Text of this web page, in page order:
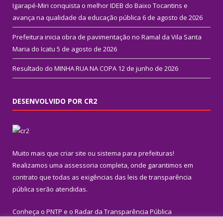
Igarapé-Miri conquista o melhor IDEB do Baixo Tocantins e
avança na qualidade da educação pública 6 de agosto de 2026
Prefeitura inicia obra de pavimentação no Ramal da Vila Santa
Maria do Icatu 5 de agosto de 2026
Resultado do MINHA RUA NA COPA 12 de junho de 2026
DESENVOLVIDO POR CR2
Muito mais que criar site ou sistema para prefeituras!
Realizamos uma assessoria completa, onde garantimos em
contrato que todas as exigências das leis de transparência
pública serão atendidas.
Conheça o PNTP e o Radar da Transparência Pública